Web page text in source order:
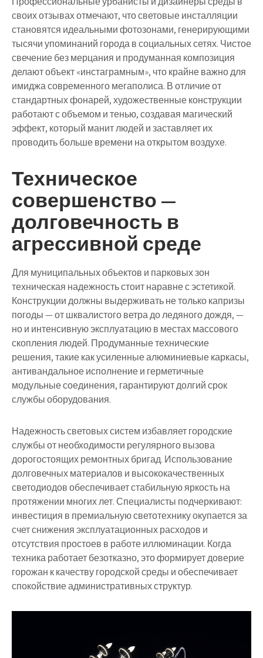
своих отзывах отмечают, что световые инсталляции
становятся идеальными фотозонами, генерирующими
тысячи упоминаний города в социальных сетях. Чистое
свечение без мерцания и продуманная композиция
делают объект «инстаграмным», что крайне важно для
имиджа современного мегаполиса. В отличие от
стандартных фонарей, художественные конструкции
работают с объемом и тенью, создавая магический
эффект, который манит людей и заставляет их
проводить больше времени на открытом воздухе.
Техническое
совершенство —
долговечность в
агрессивной среде
Для муниципальных объектов и парковых зон
техническая надежность стоит наравне с эстетикой.
Конструкции должны выдерживать не только капризы
погоды — от шквалистого ветра до ледяного дождя, —
но и интенсивную эксплуатацию в местах массового
скопления людей. Продуманные технические
решения, такие как усиленные алюминиевые каркасы,
антивандальное исполнение и герметичные
модульные соединения, гарантируют долгий срок
службы оборудования.
Надежность световых систем избавляет городские
службы от необходимости регулярного вызова
дорогостоящих ремонтных бригад. Использование
долговечных материалов и высококачественных
светодиодов обеспечивает стабильную яркость на
протяжении многих лет. Специалисты подчеркивают:
инвестиция в премиальную светотехнику окупается за
счет снижения эксплуатационных расходов и
отсутствия простоев в работе иллюминации. Когда
техника работает безотказно, это формирует доверие
горожан к качеству городской среды и обеспечивает
спокойствие административных структур.